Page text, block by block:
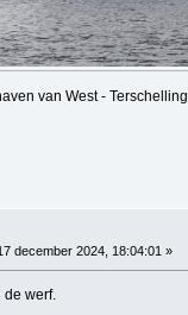
van West - Terschelling
december 2024, 18:04:01 »
de werf.